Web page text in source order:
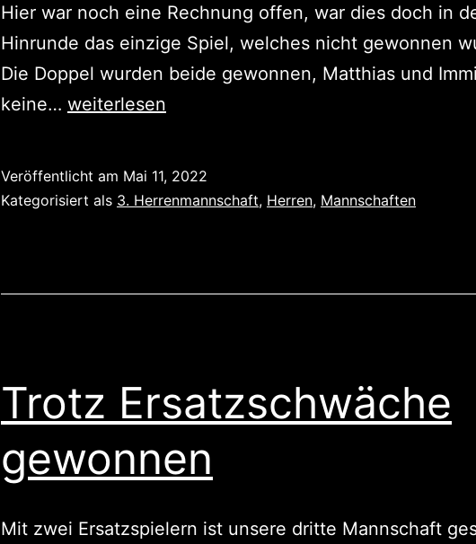
Hier war noch eine Rechnung offen, war dies doch in
Hinrunde das einzige Spiel, welches nicht gewonnen
Die Doppel wurden beide gewonnen, Matthias und
keine… Meister
weiterlesen
Veröffentlicht am Mai 11, 2022
Kategorisiert als 3. Herrenmannschaft, Herren, Mannschaften
Trotz Ersatzschwäche
gewonnen
Mit zwei Ersatzspielern ist unsere dritte Mannschaft